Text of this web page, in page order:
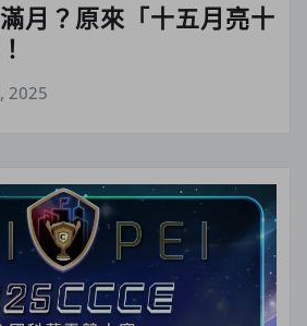
月？原來「十五月亮十
2025